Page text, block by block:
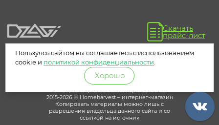
Скачать
прайс-лист
® – зарегистрированный торговый знак
2015-2026 © Homeharvest – интернет-магазин
Копировать материалы можно лишь с
разрешения владельца данного сайта и со
ссылкой на источник
Пользуясь сайтом вы соглашаетесь с использованием
cookie и политикой конфиденциальности
Хорошо